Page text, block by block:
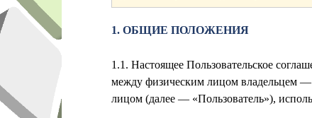
1. ОБЩИЕ ПОЛОЖЕНИЯ
1.1. Настоящее Пользовательское
между физическим лицом владельцем —
лицом (далее — «Пользователь»),